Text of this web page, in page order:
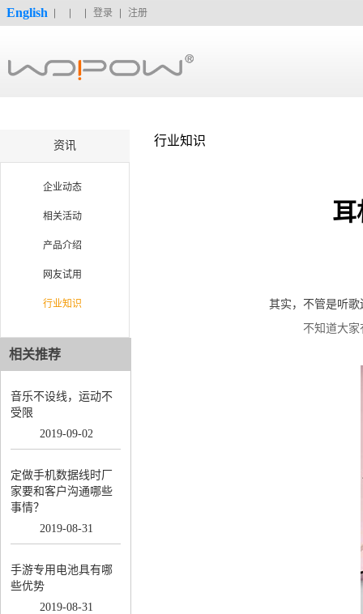
English 登录 注册
资讯
企业动态
相关活动
产品介绍
网友试用
行业知识
相关推荐
音乐不设线，运动不
受限
2019-09-02
定做手机数据线时厂
家要和客户沟通哪些
事情？
2019-08-31
手游专用电池具有哪
些优势
2019-08-31
行业知识
耳
其实，不管是听歌
不知道大家